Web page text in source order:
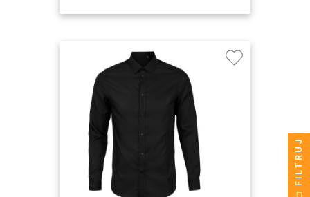
FILTRUJ